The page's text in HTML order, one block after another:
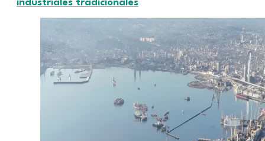
industriales tradicionales